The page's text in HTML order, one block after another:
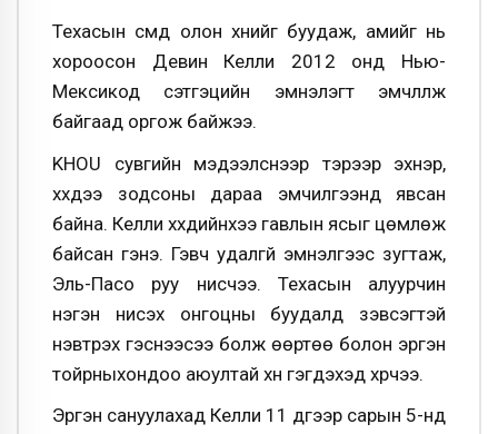
Техасын сүмд олон хүнийг буудаж, амийг нь
хороосон Девин Келли 2012 онд Нью-
Мексикод сэтгэцийн эмнэлэгт эмчлүүлж
байгаад оргож байжээ.
KHOU сувгийн мэдээлснээр тэрээр эхнэр,
хүүхдээ зодсоны дараа эмчилгээнд явсан
байна. Келли хүүхдийнхээ гавлын ясыг цөмлөж
байсан гэнэ. Гэвч удалгүй эмнэлгээс зугтаж,
Эль-Пасо руу нисчээ. Техасын алуурчин
нэгэн нисэх онгоцны буудалд зэвсэгтэй
нэвтрэх гэснээсээ болж өөртөө болон эргэн
тойрныхондоо аюултай хүн гэгдэхэд хүрчээ.
Эргэн сануулахад Келли 11 дүгээр сарын 5-нд